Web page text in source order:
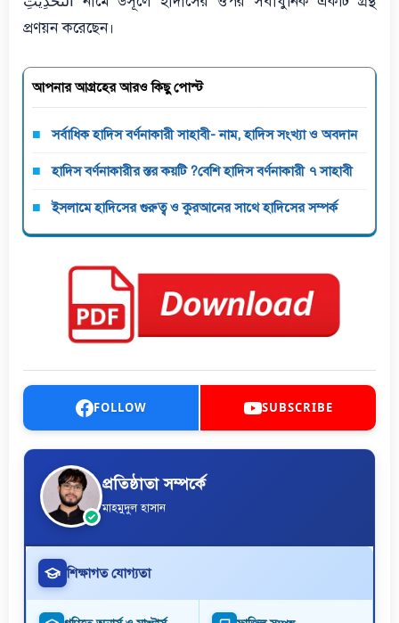
প্রণয়ন করেছেন।
আপনার আগ্রহের আরও কিছু পোস্ট
সর্বাধিক হাদিস বর্ণনাকারী সাহাবী- নাম, হাদিস সংখ্যা ও অবদান
হাদিস বর্ণনাকারীর স্তর কয়টি ?বেশি হাদিস বর্ণনাকারী ৭ সাহাবী
ইসলামে হাদিসের গুরুত্ব ও কুরআনের সাথে হাদিসের সম্পর্ক
FOLLOW SUBSCRIBE
প্রতিষ্ঠাতা সম্পর্কে
মাহমুদুল হাসান
শিক্ষাগত যোগ্যতা